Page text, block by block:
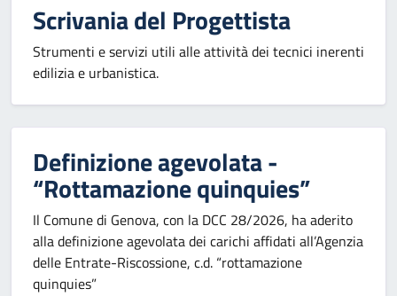
Scrivania del Progettista
Strumenti e servizi utili alle attività dei tecnici inerenti
edilizia e urbanistica.
Definizione agevolata -
“Rottamazione quinquies”
Il Comune di Genova, con la DCC 28/2026, ha aderito
alla definizione agevolata dei carichi affidati all’Agenzia
delle Entrate-Riscossione, c.d. “rottamazione
quinquies”